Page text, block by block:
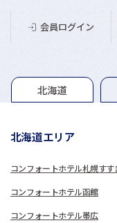
会員ログイン
グループホテル一覧
北海道
北海道エリア
コンフォートホテル札幌すす
コンフォートホテル函館
コンフォートホテル帯広